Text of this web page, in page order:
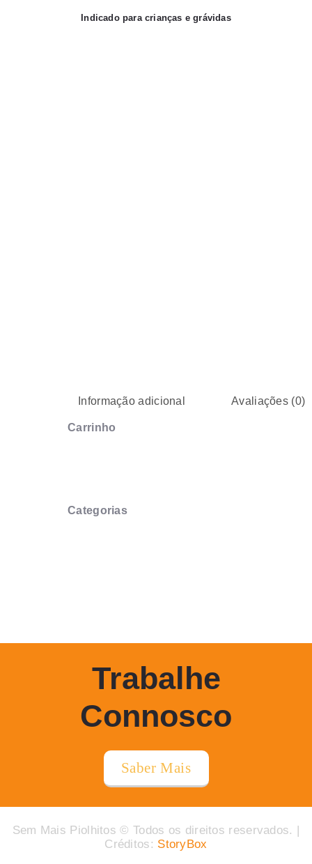
Indicado para crianças e grávidas
Informação adicional Avaliações (0)
Carrinho
Categorias
Trabalhe
Connosco
Saber Mais
Sem Mais Piolhitos © Todos os direitos reservados. |
Créditos: StoryBox